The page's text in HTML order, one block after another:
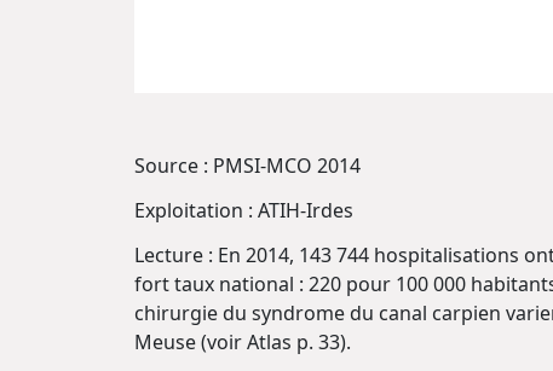
Source : PMSI-MCO 2014
Exploitation : ATIH-Irdes
Lecture : En 2014, 143 744 hospitalisations
fort taux national : 220 pour 100 000
chirurgie du syndrome du canal carpien
Meuse (voir Atlas p. 33).